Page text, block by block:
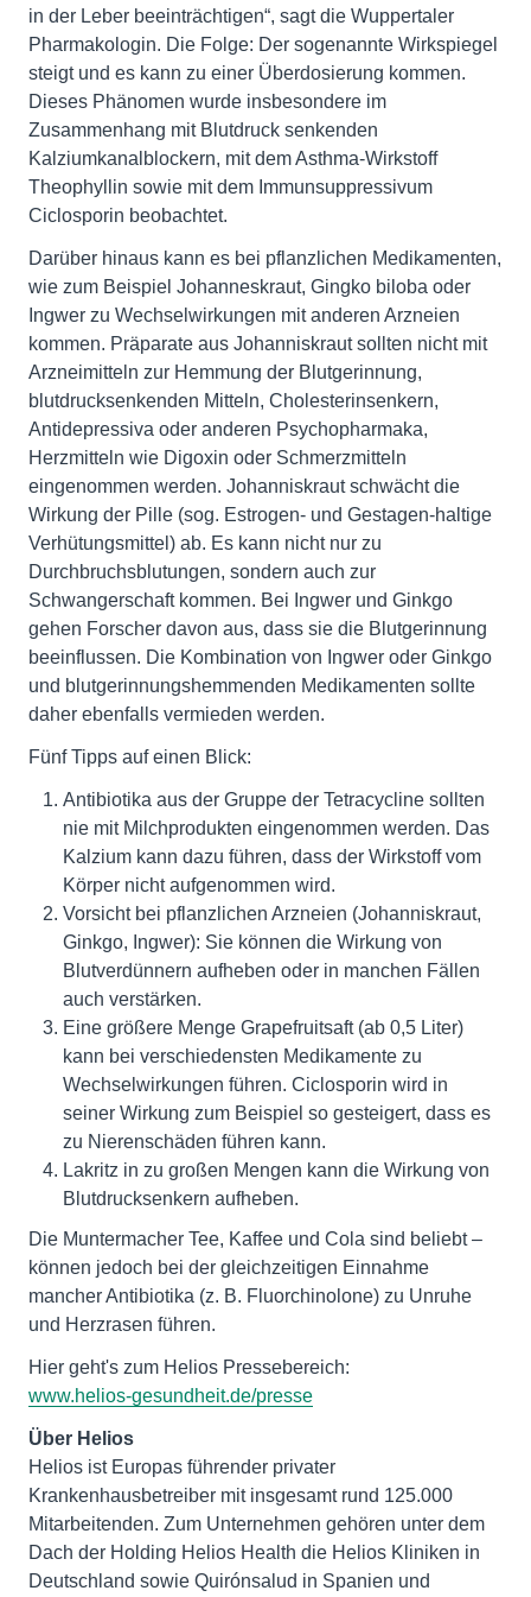
in der Leber beeinträchtigen“, sagt die Wuppertaler
Pharmakologin. Die Folge: Der sogenannte Wirkspiegel
steigt und es kann zu einer Überdosierung kommen.
Dieses Phänomen wurde insbesondere im
Zusammenhang mit Blutdruck senkenden
Kalziumkanalblockern, mit dem Asthma-Wirkstoff
Theophyllin sowie mit dem Immunsuppressivum
Ciclosporin beobachtet.
Darüber hinaus kann es bei pflanzlichen Medikamenten,
wie zum Beispiel Johanneskraut, Gingko biloba oder
Ingwer zu Wechselwirkungen mit anderen Arzneien
kommen. Präparate aus Johanniskraut sollten nicht mit
Arzneimitteln zur Hemmung der Blutgerinnung,
blutdrucksenkenden Mitteln, Cholesterinsenkern,
Antidepressiva oder anderen Psychopharmaka,
Herzmitteln wie Digoxin oder Schmerzmitteln
eingenommen werden. Johanniskraut schwächt die
Wirkung der Pille (sog. Estrogen- und Gestagen-haltige
Verhütungsmittel) ab. Es kann nicht nur zu
Durchbruchsblutungen, sondern auch zur
Schwangerschaft kommen. Bei Ingwer und Ginkgo
gehen Forscher davon aus, dass sie die Blutgerinnung
beeinflussen. Die Kombination von Ingwer oder Ginkgo
und blutgerinnungshemmenden Medikamenten sollte
daher ebenfalls vermieden werden.
Fünf Tipps auf einen Blick:
Antibiotika aus der Gruppe der Tetracycline sollten
nie mit Milchprodukten eingenommen werden. Das
Kalzium kann dazu führen, dass der Wirkstoff vom
Körper nicht aufgenommen wird.
Vorsicht bei pflanzlichen Arzneien (Johanniskraut,
Ginkgo, Ingwer): Sie können die Wirkung von
Blutverdünnern aufheben oder in manchen Fällen
auch verstärken.
Eine größere Menge Grapefruitsaft (ab 0,5 Liter)
kann bei verschiedensten Medikamente zu
Wechselwirkungen führen. Ciclosporin wird in
seiner Wirkung zum Beispiel so gesteigert, dass es
zu Nierenschäden führen kann.
Lakritz in zu großen Mengen kann die Wirkung von
Blutdrucksenkern aufheben.
Die Muntermacher Tee, Kaffee und Cola sind beliebt –
können jedoch bei der gleichzeitigen Einnahme
mancher Antibiotika (z. B. Fluorchinolone) zu Unruhe
und Herzrasen führen.
www.helios-gesundheit.de/presse
Über Helios
Helios ist Europas führender privater
Krankenhausbetreiber mit insgesamt rund 125.000
Mitarbeitenden. Zum Unternehmen gehören unter dem
Dach der Holding Helios Health die Helios Kliniken in
Deutschland sowie Quirónsalud in Spanien und